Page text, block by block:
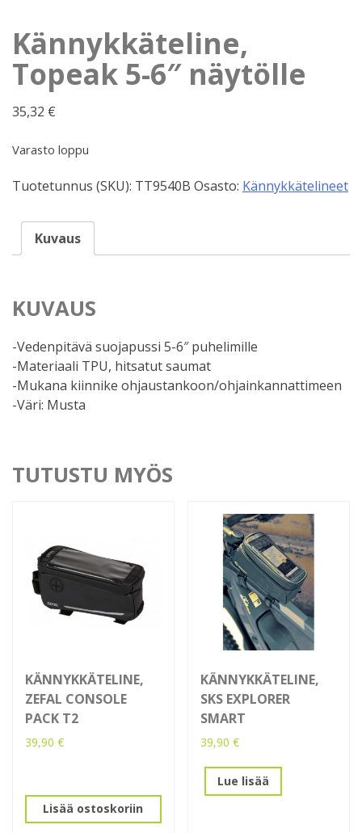
Kännykkäteline,
Topeak 5-6″ näytölle
35,32 €
Varasto loppu
Tuotetunnus (SKU): TT9540B Osasto: Kännykkätelineet
Kuvaus
KUVAUS
-Vedenpitävä suojapussi 5-6″ puhelimille
-Materiaali TPU, hitsatut saumat
-Mukana kiinnike ohjaustankoon/ohjainkannattimeen
-Väri: Musta
TUTUSTU MYÖS
KÄNNYKKÄTELINE,
ZEFAL CONSOLE
PACK T2
39,90 €
Lisää ostoskoriin
KÄNNYKKÄTELINE,
SKS EXPLORER
SMART
39,90€
Lue lisää